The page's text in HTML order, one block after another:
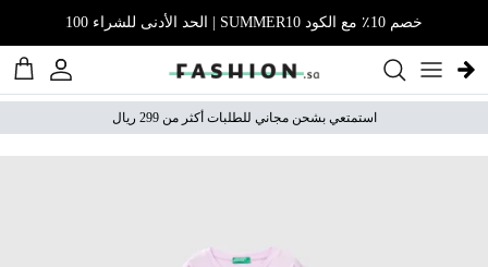
خصم 10٪ مع الكود SUMMER10 | الحد الأدنى للشراء 100
الحساب
استمتعي بشحن مجاني للطلبات أكثر من 299 ريال